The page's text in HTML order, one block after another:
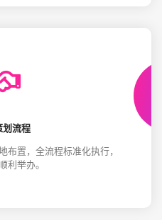
划流程
布置，全流程标准化执行，
利举办。